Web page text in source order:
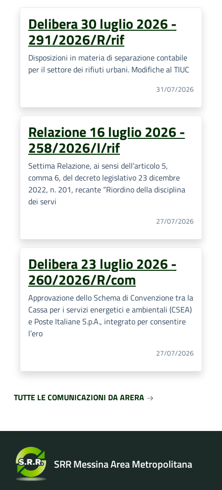
Delibera 30 luglio 2026 -
291/2026/R/rif
Disposizioni in materia di separazione contabile
per il settore dei rifiuti urbani. Modifiche al TIUC
31/07/2026
Relazione 16 luglio 2026 -
258/2026/I/rif
Settima Relazione, ai sensi dell’articolo 5,
comma 6, del decreto legislativo 23 dicembre
2022, n. 201, recante “Riordino della disciplina
dei servi
27/07/2026
Delibera 23 luglio 2026 -
260/2026/R/com
Approvazione dello Schema di Convenzione tra la
Cassa per i servizi energetici e ambientali (CSEA)
e Poste Italiane S.p.A., integrato per consentire
l’ero
27/07/2026
TUTTE LE COMUNICAZIONI DA ARERA
SRR Messina Area Metropolitana